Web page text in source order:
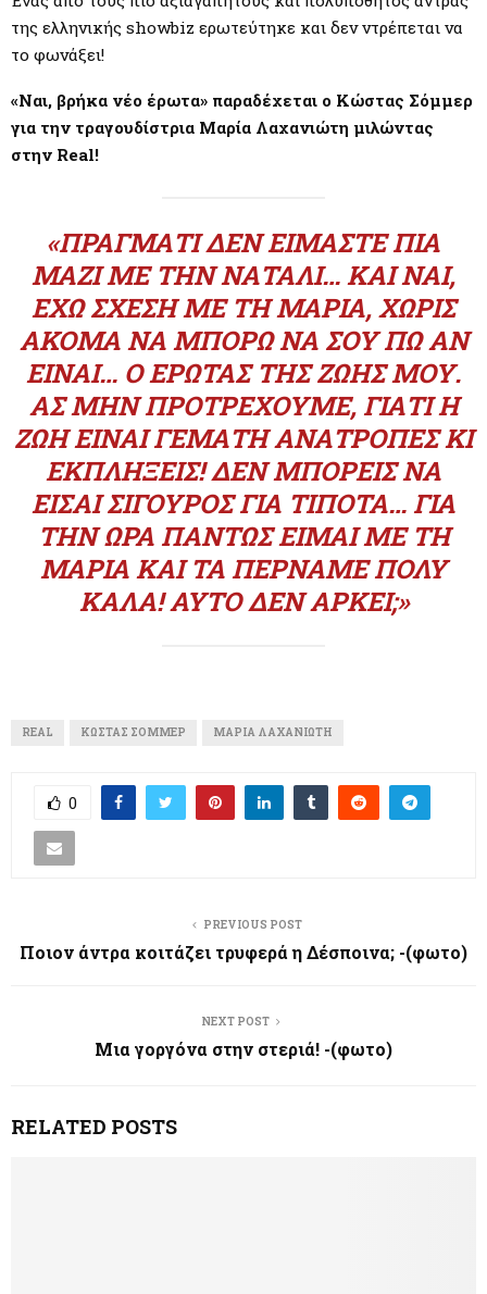
E
N
της ελληνικής showbiz ερωτεύτηκε και δεν ντρέπεται να
το φωνάξει!
«Ναι, βρήκα νέο έρωτα» παραδέχεται ο Κώστας Σόμμερ
για την τραγουδίστρια Μαρία Λαχανιώτη μιλώντας
στην Real!
«ΠΡΆΓΜΑΤΙ ΔΕΝ ΕΊΜΑΣΤΕ ΠΙΑ
ΜΑΖΊ ΜΕ ΤΗΝ ΝΆΤΑΛΙ… ΚΑΙ ΝΑΙ,
ΈΧΩ ΣΧΈΣΗ ΜΕ ΤΗ ΜΑΡΊΑ, ΧΩΡΊΣ
ΑΚΌΜΑ ΝΑ ΜΠΟΡΏ ΝΑ ΣΟΥ ΠΩ ΑΝ
ΕΊΝΑΙ… Ο ΈΡΩΤΑΣ ΤΗΣ ΖΩΉΣ ΜΟΥ.
ΑΣ ΜΗΝ ΠΡΟΤΡΈΧΟΥΜΕ, ΓΙΑΤΊ Η
ΖΩΉ ΕΊΝΑΙ ΓΕΜΆΤΗ ΑΝΑΤΡΟΠΈΣ ΚΙ
ΕΚΠΛΉΞΕΙΣ! ΔΕΝ ΜΠΟΡΕΊΣ ΝΑ
ΕΊΣΑΙ ΣΊΓΟΥΡΟΣ ΓΙΑ ΤΊΠΟΤΑ… ΓΙΑ
ΤΗΝ ΏΡΑ ΠΆΝΤΩΣ ΕΊΜΑΙ ΜΕ ΤΗ
ΜΑΡΊΑ ΚΑΙ ΤΑ ΠΕΡΝΆΜΕ ΠΟΛΎ
ΚΑΛΆ! ΑΥΤΌ ΔΕΝ ΑΡΚΕΊ;»
REAL ΚΏΣΤΑΣ ΣΌΜΜΕΡ ΜΑΡΊΑ ΛΑΧΑΝΙΏΤΗ
0
PREVIOUS POST
Ποιον άντρα κοιτάζει τρυφερά η Δέσποινα; -(φωτο)
NEXT POST
Μια γοργόνα στην στεριά! -(φωτο)
RELATED POSTS